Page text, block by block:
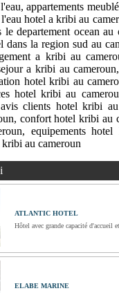
appartements
hotel a kribi au
le departement ocean au
dans la region sud au
a kribi au
a kribi au
hotel kribi au
hotel kribi au
clients hotel kribi au
confort hotel kribi au
equipements
au cameroun
ATLANTIC HOTEL
Hôtel avec grande capacité d'accueil
ELABE MARINE